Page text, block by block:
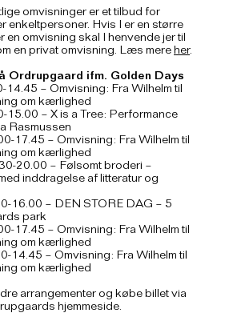
omvisninger er et tilbud for
enkeltpersoner. Hvis I er en større
en omvisning skal I henvende jer til
en privat omvisning. Læs mereher.
Ordrupgaard ifm. Golden Days
– Omvisning: Fra Wilhelm til
om kærlighed
– X is a Tree: Performance
Rasmussen
17.45 – Omvisning: Fra Wilhelm til
om kærlighed
20.00 – Følsomt broderi –
inddragelse af litteratur og
16.00 – DEN STORE DAG – 5
park
17.45 – Omvisning: Fra Wilhelm til
om kærlighed
14.45 – Omvisning: Fra Wilhelm til
om kærlighed
arrangementer og købe billet via
hjemmeside.